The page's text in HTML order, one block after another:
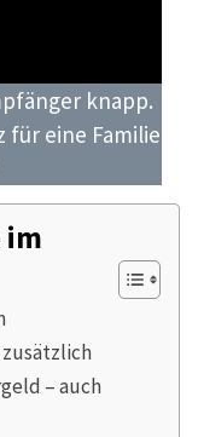
knapp.
für eine Familie
im
– auch